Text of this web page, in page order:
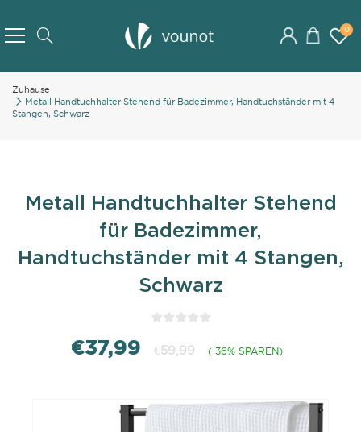
Content
0
Zuhause
Metall Handtuchhalter Stehend für Badezimmer, Handtuchständer mit 4
Stangen, Schwarz
Metall Handtuchhalter Stehend
für Badezimmer,
Handtuchständer mit 4 Stangen,
Schwarz
€37,99 €59,99 ( 36% SPAREN)